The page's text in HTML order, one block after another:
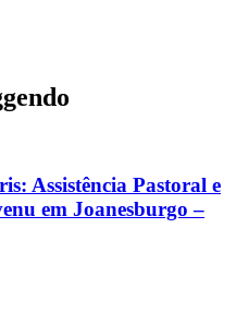
Assistência Pastoral e
em Joanesburgo –